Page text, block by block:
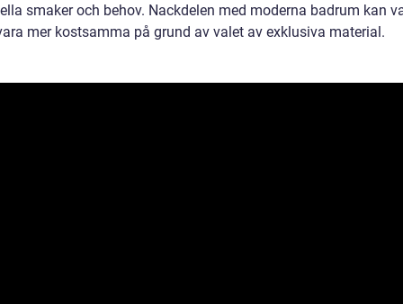
smaker och behov. Nackdelen med moderna badrum kan
mer kostsamma på grund av valet av exklusiva material.